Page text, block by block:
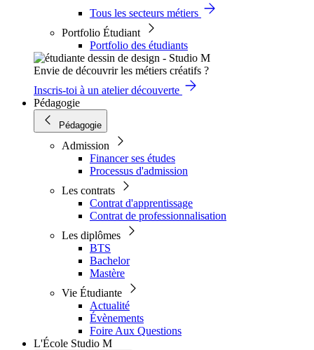
Tous les secteurs métiers
Portfolio Étudiant
Portfolio des étudiants
Envie de découvrir les métiers créatifs ?
Inscris-toi à un atelier découverte
Pédagogie
Pédagogie
Admission
Financer ses études
Processus d'admission
Les contrats
Contrat d'apprentissage
Contrat de professionnalisation
Les diplômes
BTS
Bachelor
Mastère
Vie Étudiante
Actualité
Évènements
Foire Aux Questions
L'École Studio M